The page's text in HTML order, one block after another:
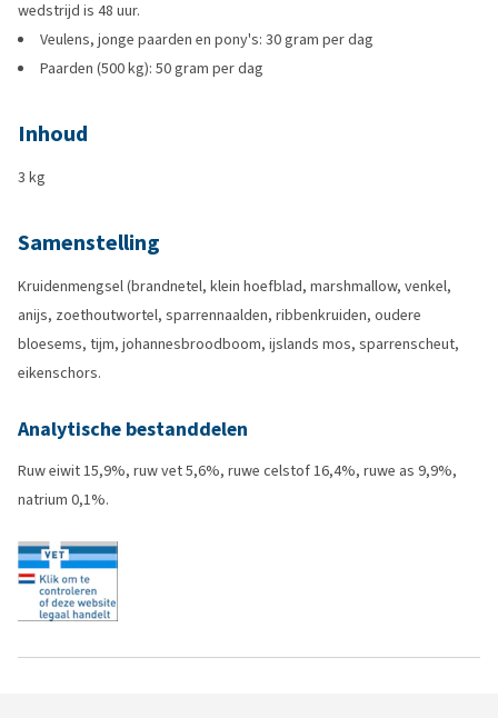
wedstrijd is 48 uur.
Veulens, jonge paarden en pony's: 30 gram per dag
Paarden (500 kg): 50 gram per dag
Inhoud
3 kg
Samenstelling
Kruidenmengsel (brandnetel, klein hoefblad, marshmallow, venkel,
anijs, zoethoutwortel, sparrennaalden, ribbenkruiden, oudere
bloesems, tijm, johannesbroodboom, ijslands mos, sparrenscheut,
eikenschors.
Analytische bestanddelen
Ruw eiwit 15,9%, ruw vet 5,6%, ruwe celstof 16,4%, ruwe as 9,9%,
natrium 0,1%.